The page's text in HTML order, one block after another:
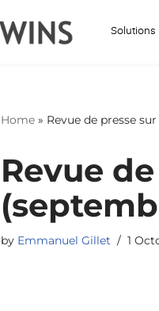
Solutions
Home » Revue de presse
Revue
by Emmanuel Gillet 1